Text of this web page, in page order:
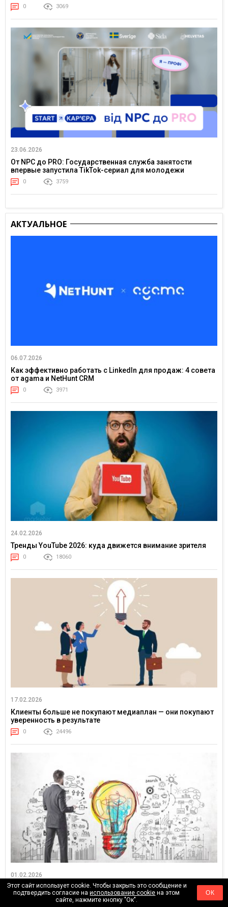
0 3069
23.06.2026
От NPC до PRO: Государственная служба занятости
впервые запустила TikTok-сериал для молодежи
0 3759
АКТУАЛЬНОЕ
06.07.2026
Как эффективно работать с LinkedIn для продаж: 4 совета
от agama и NetHunt CRM
0 3971
24.02.2026
Тренды YouTube 2026: куда движется внимание зрителя
0 18060
17.02.2026
Клиенты больше не покупают медиаплан — они покупают
уверенность в результате
0 24496
01.02.2026
От «оптимизации рекламы» к управлению спросом:
ценностная логика маркетинга
Этот сайт использует cookie. Чтобы закрыть это сообщение и
подтвердить согласие наиспользование cookie на этом
сайте, нажмите кнопку "Ок".
ОК